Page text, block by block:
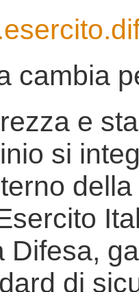
cambia
e
si
Difesa,
di